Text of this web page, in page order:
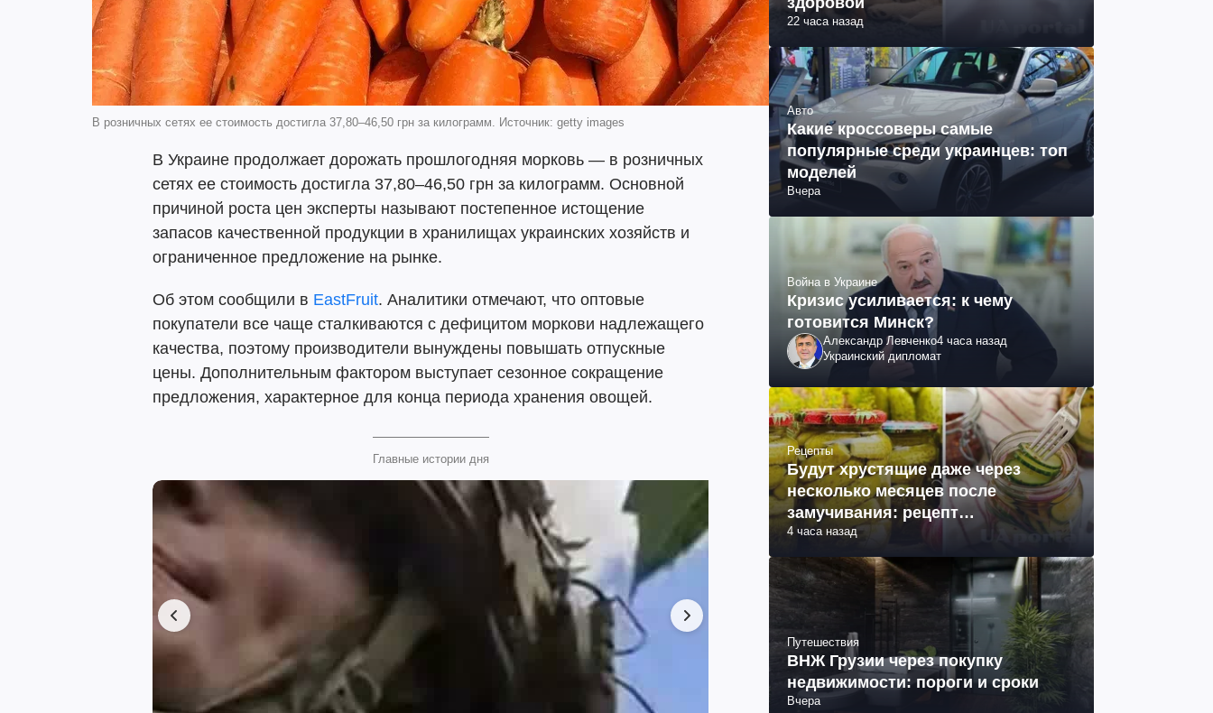
В розничных сетях ее стоимость достигла 37,80–46,50 грн за килограмм. Источник: getty images
В Украине продолжает дорожать прошлогодняя морковь — в розничных
сетях ее стоимость достигла 37,80–46,50 грн за килограмм. Основной
причиной роста цен эксперты называют постепенное истощение
запасов качественной продукции в хранилищах украинских хозяйств и
ограниченное предложение на рынке.
Об этом сообщили в EastFruit. Аналитики отмечают, что оптовые
покупатели все чаще сталкиваются с дефицитом моркови надлежащего
качества, поэтому производители вынуждены повышать отпускные
цены. Дополнительным фактором выступает сезонное сокращение
предложения, характерное для конца периода хранения овощей.
Главные истории дня
22 часа назад
Авто
Какие кроссоверы самые
популярные среди украинцев: топ
моделей
Вчера
Война в Украине
Кризис усиливается: к чему
готовится Минск?
Александр Левченко4 часа назад
Украинский дипломат
Рецепты
Будут хрустящие даже через
несколько месяцев после
замучивания: рецепт
маринованных огурцов на зиму
4 часа назад
Путешествия
ВНЖ Грузии через покупку
недвижимости: пороги и сроки
Вчера